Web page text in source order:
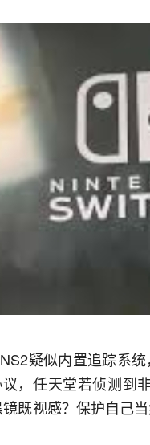
疑似内置追踪系
，任天堂若侦测到
既视感？保护自己